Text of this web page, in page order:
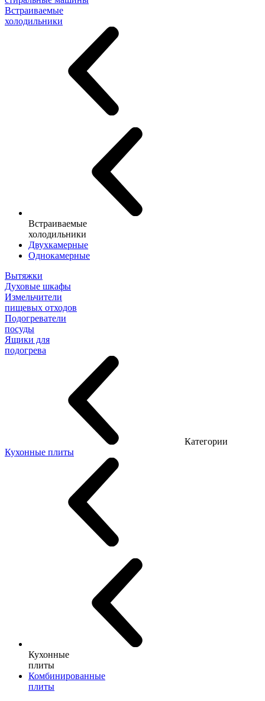
Встраиваемые
холодильники
Встраиваемые
холодильники
Двухкамерные
Однокамерные
Вытяжки
Духовые шкафы
Измельчители
пищевых отходов
Подогреватели
посуды
Ящики для
подогрева
Категории
Кухонные плиты
Кухонные
плиты
Комбинированные
плиты